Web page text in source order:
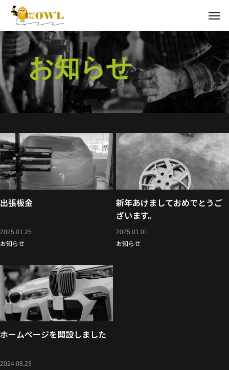
お知らせ
出張板金
2025.01.25
お知らせ
新年あけましておめでとうご
ざいます。
2025.01.01
お知らせ
ホームページを開設しました
2024.08.23